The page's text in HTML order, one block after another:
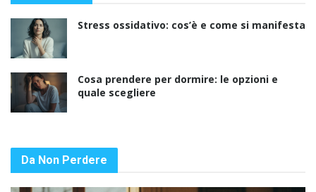
Stress ossidativo: cos’è e come si manifesta
Cosa prendere per dormire: le opzioni e
quale scegliere
Da Non Perdere